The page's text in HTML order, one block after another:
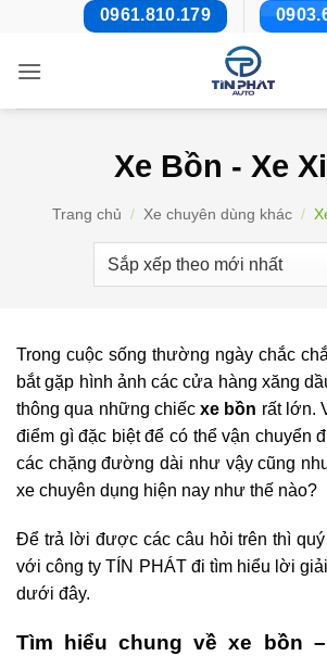
nội
0961.810.179
Xe Bồn - Xe
Trang chủ / Xe chuyên dùng khác /
Trong cuộc sống thường ngày chắc
bắt gặp hình ảnh các cửa hàng xăng
thông qua những chiếc xe bồn rất lớn.
điểm gì đặc biệt để có thể vận chuyển
các chặng đường dài như vậy cũng
xe chuyên dụng hiện nay như thế nào?
Để trả lời được các câu hỏi trên thì
vớicông ty TÍN PHÁTđi tìm hiểu lời
dưới đây.
Tìm hiểu chung về xe bồn